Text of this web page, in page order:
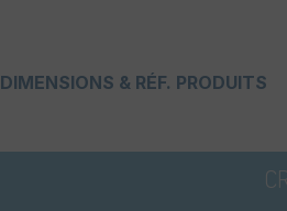
DIMENSIONS & RÉF. PRODUITS